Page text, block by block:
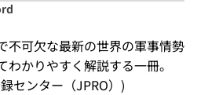
不可欠な最新の世界の軍事情勢
かりやすく解説する一冊。
センター（JPRO）)